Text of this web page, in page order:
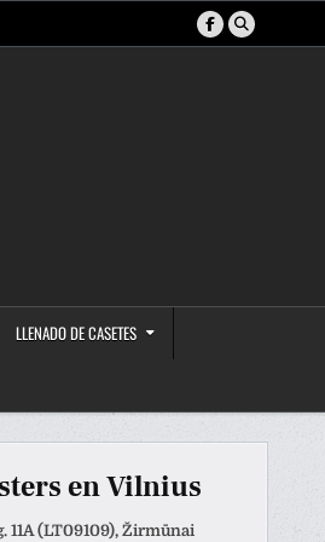
LLENADO DE CASETES
en Vilnius
11A (LT09109), Žirmūnai